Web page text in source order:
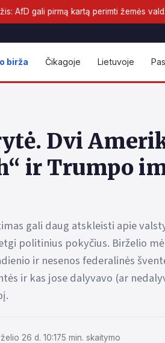
perimti žemės valdžią
birža Čikagoje Lietuvoje
Dvi
ir Trumpo
gali daug atskleisti apie
politinius pokyčius. Birželio
ir nesenos federalinės
ir kas jose dalyvavo (ar
26 d. 10:175 min. skaitymo